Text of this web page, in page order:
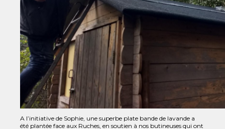
A l’initiative de Sophie, une superbe plate bande de lavande a
été plantée face aux Ruches, en soutien à nos butineuses qui ont